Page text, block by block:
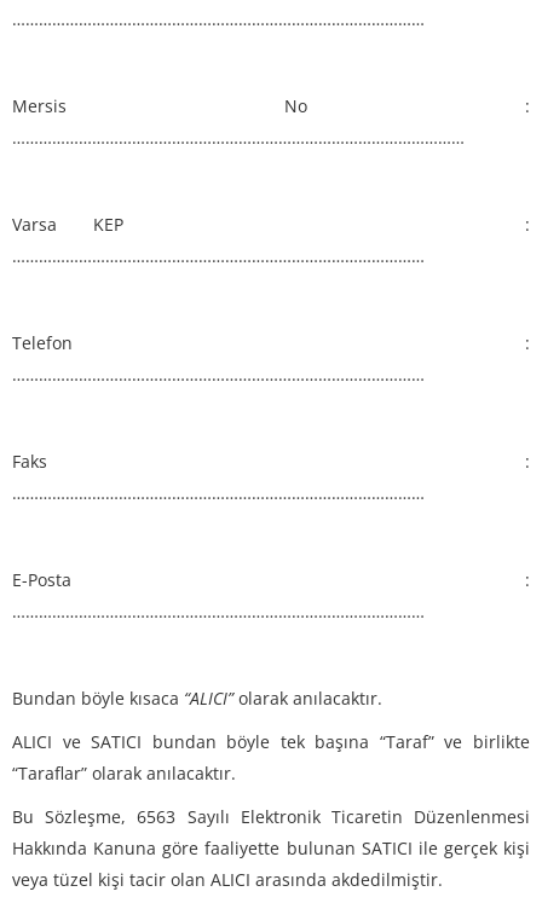
…………………………………………………………………………………
Mersis No :
…………………………………………………………………………………………
Varsa KEP :
…………………………………………………………………………………
Telefon :
…………………………………………………………………………………
Faks :
…………………………………………………………………………………
E-Posta :
…………………………………………………………………………………
Bundan böyle kısaca “ALICI”olarak anılacaktır.
ALICI ve SATICI bundan böyle tek başına “Taraf” ve birlikte
“Taraflar” olarak anılacaktır.
Bu Sözleşme, 6563 Sayılı Elektronik Ticaretin Düzenlenmesi
Hakkında Kanuna göre faaliyette bulunan SATICI ile gerçek kişi
veya tüzel kişi tacir olan ALICI arasında akdedilmiştir.